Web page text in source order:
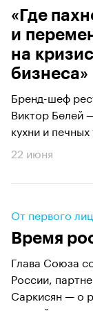
«Где
и
на
бизнеса»
Бренд-шеф
Виктор Белей
кухни и
22 июня
От первого
Время
Глава Союза
России,
Саркисян — о